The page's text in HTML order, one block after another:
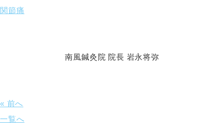
関節痛
南風鍼灸院 院長 岩永将弥
« 前へ
一覧へ